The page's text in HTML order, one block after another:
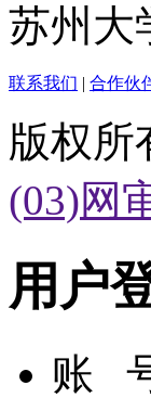
苏州大
联系我们 | 合作伙
版权所
(03)网
用户
账